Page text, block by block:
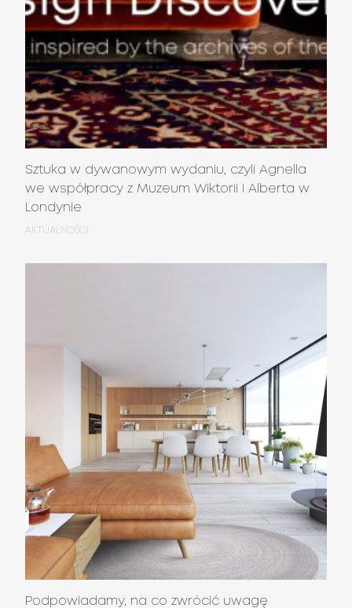
Sztuka w dywanowym wydaniu, czyli Agnella
we współpracy z Muzeum Wiktorii i Alberta w
Londynie
AKTUALNOŚCI
Podpowiadamy, na co zwrócić uwagę